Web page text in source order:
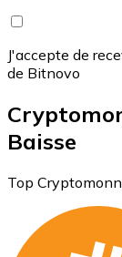
J'accepte de
de Bitnovo
Baisse
Top